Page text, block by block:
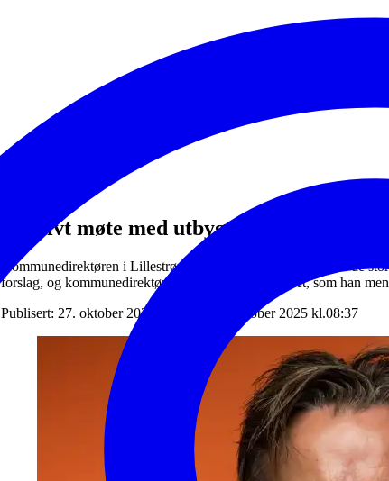
Positivt møte med utbyggere
Kommunedirektøren i Lillestrøm kommune har møtt noen av de
forslag, og kommunedirektøren er fornøyd med møtet, som han
Publisert: 27. oktober 2025 | Endret: 28. oktober 2025 kl.08:37